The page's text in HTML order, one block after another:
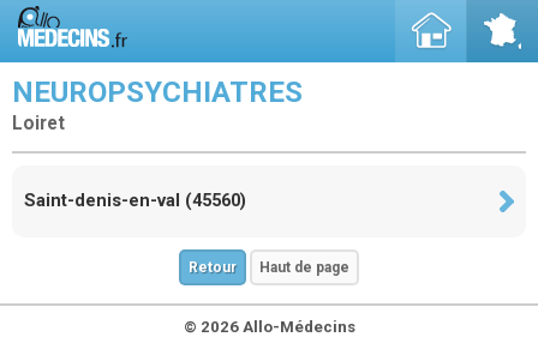
NEUROPSYCHIATRES
Loiret
Saint-denis-en-val (45560)
Retour Haut de page
© 2026 Allo-Médecins